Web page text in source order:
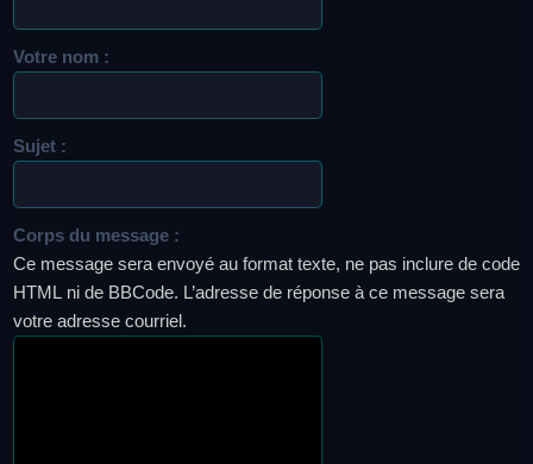
Votre nom :
Sujet :
Corps du message :
Ce message sera envoyé au format texte, ne pas inclure de code
HTML ni de BBCode. L’adresse de réponse à ce message sera
votre adresse courriel.